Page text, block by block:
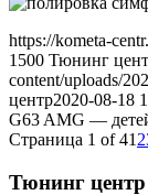
https://kometa-
1500 Тюнинг
content/uploads/
центр2020-08-18
G63 AMG —
Страница 1 of 41 2
Тюнинг центр